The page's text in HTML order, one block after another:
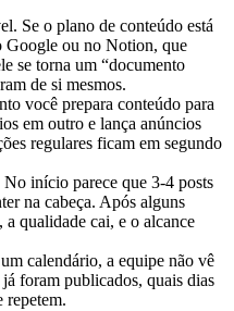
Se o plano de conteúdo está
Google ou no Notion, que
se torna um “documento
de si mesmos.
você prepara conteúdo para
em outro e lança anúncios
regulares ficam em segundo
início parece que 3-4 posts
na cabeça. Após alguns
a qualidade cai, e o alcance
calendário, a equipe não vê
foram publicados, quais dias
repetem.